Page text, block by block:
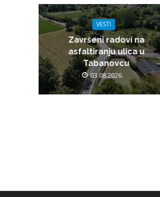
VESTI
Završeni radovi na
asfaltiranju ulica u
Tabanovcu
03.08.2026.